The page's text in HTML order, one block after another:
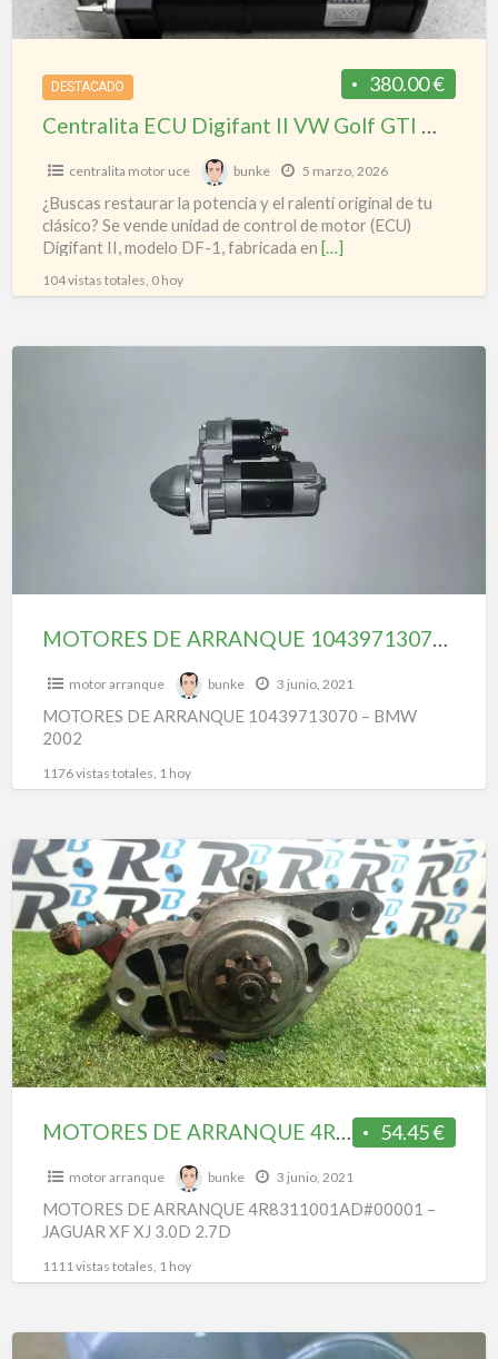
MK2
/
Audi
037906022BC
Original
DESTACADO 380.00 €
Centralita ECU Digifant II VW Golf GTI MK2 / Audi – 037906022BC – Original
centralita motor uce bunke 5 marzo, 2026
¿Buscas restaurar la potencia y el ralentí original de tu
clásico? Se vende unidad de control de motor (ECU)
Digifant II, modelo DF-1, fabricada en […]
104 vistas totales, 0 hoy
MOTORES DE ARRANQUE 10439713070 – BMW 2002
motor arranque bunke 3 junio, 2021
MOTORES DE ARRANQUE 10439713070 – BMW
2002
1176 vistas totales, 1 hoy
MOTORES
DE
ARRANQUE
4R8311001AD#00001
–
JAGUAR
XF
XJ
3.0D
2.7D
54.45 €
MOTORES DE ARRANQUE 4R8311001AD#00001 – JAGUAR XF XJ 3.0D 2.7D
motor arranque bunke 3 junio, 2021
MOTORES DE ARRANQUE 4R8311001AD#00001 –
JAGUAR XF XJ 3.0D 2.7D
1111 vistas totales, 1 hoy
MOTOR